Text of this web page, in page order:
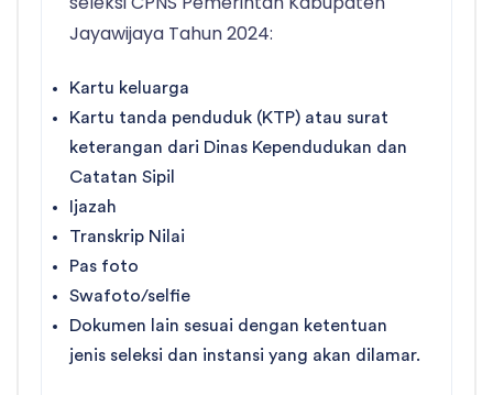
Jayawijaya Tahun 2024:
Kartu keluarga
Kartu tanda penduduk (KTP) atau surat
keterangan dari Dinas Kependudukan dan
Catatan Sipil
Ijazah
Transkrip Nilai
Pas foto
Swafoto/selfie
Dokumen lain sesuai dengan ketentuan
jenis seleksi dan instansi yang akan dilamar.